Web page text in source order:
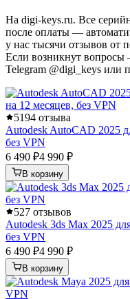
На digi-keys.ru. Все
после оплаты —
у нас тысячи отзывов от
Если возникнут вопросы
Telegram @digi_keys или
5194 отзыва
Autodesk AutoCAD 2025
без VPN
6 490 ₽4 990 ₽
В корзину
527 отзывов
Autodesk 3ds Max 2025
без VPN
6 490 ₽4 990 ₽
В корзину